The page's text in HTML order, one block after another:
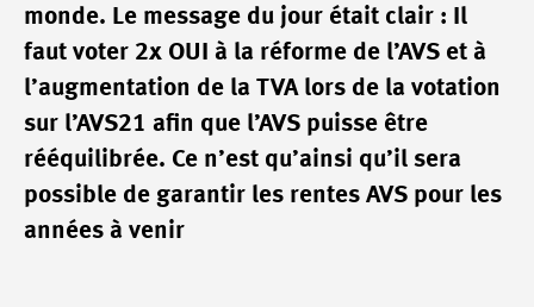
monde. Le message du jour était clair : Il
faut voter 2x OUI à la réforme de l’AVS et à
l’augmentation de la TVA lors de la votation
sur l’AVS21 afin que l’AVS puisse être
rééquilibrée. Ce n’est qu’ainsi qu’il sera
possible de garantir les rentes AVS pour les
années à venir